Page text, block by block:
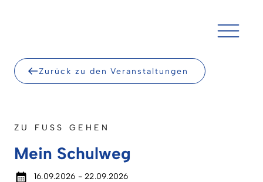
Zurück zu den Veranstaltungen
ZU FUSS GEHEN
Mein Schulweg
16.09.2026 - 22.09.2026